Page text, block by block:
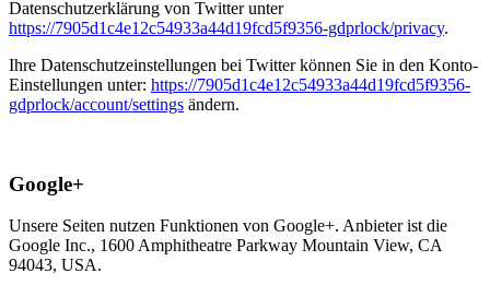
Datenschutzerklärung von Twitter unter
https://7905d1c4e12c54933a44d19fcd5f9356-gdprlock/privacy.
Ihre Datenschutzeinstellungen bei Twitter können Sie in den Konto-
Einstellungen unter: https://7905d1c4e12c54933a44d19fcd5f9356-
gdprlock/account/settings ändern.
Google+
Unsere Seiten nutzen Funktionen von Google+. Anbieter ist die
Google Inc., 1600 Amphitheatre Parkway Mountain View, CA
94043, USA.